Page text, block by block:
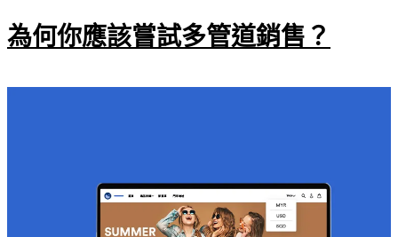
為何你應該嘗試多管道銷售？